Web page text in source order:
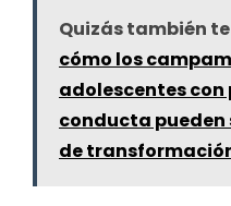
Quizás también
cómo los
adolescentes con
conducta
de